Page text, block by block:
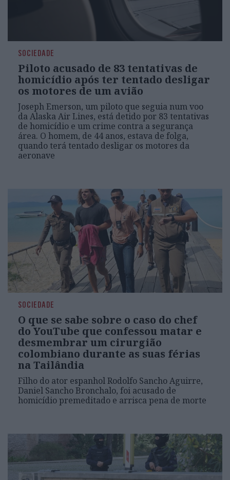
SOCIEDADE
Piloto acusado de 83 tentativas de
homicídio após ter tentado desligar
os motores de um avião
Joseph Emerson, um piloto que seguia num voo
da Alaska Air Lines, está detido por 83 tentativas
de homicídio e um crime contra a segurança
área. O homem, de 44 anos, estava de folga,
quando terá tentado desligar os motores da
aeronave
SOCIEDADE
O que se sabe sobre o caso do chef
do YouTube que confessou matar e
desmembrar um cirurgião
colombiano durante as suas férias
na Tailândia
Filho do ator espanhol Rodolfo Sancho Aguirre,
Daniel Sancho Bronchalo, foi acusado de
homicídio premeditado e arrisca pena de morte